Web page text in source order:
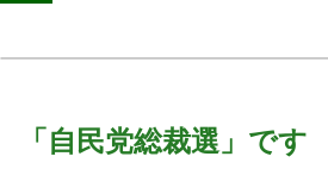
「自民党総裁選」です